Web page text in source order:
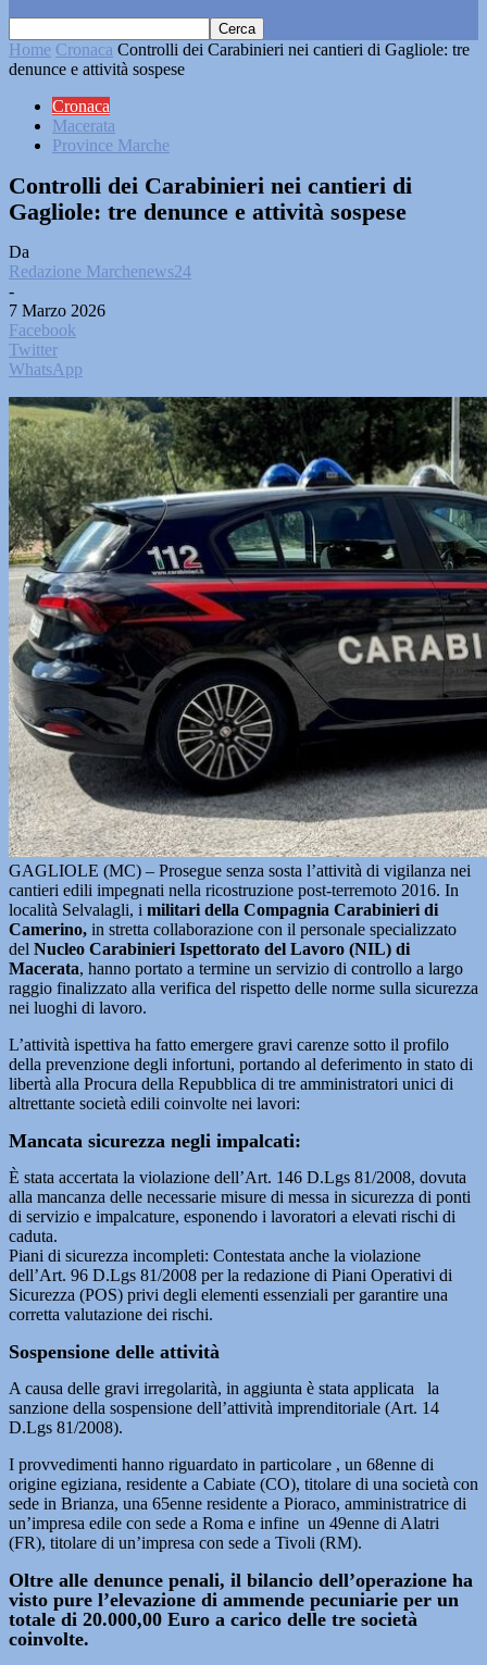
Home Cronaca Controlli dei Carabinieri nei cantieri di Gagliole: tre
denunce e attività sospese
Cronaca
Macerata
Province Marche
Controlli dei Carabinieri nei cantieri di
Gagliole: tre denunce e attività sospese
Da
Redazione Marchenews24
-
7 Marzo 2026
Facebook
Twitter
WhatsApp
GAGLIOLE (MC) – Prosegue senza sosta l’attività di vigilanza nei
cantieri edili impegnati nella ricostruzione post-terremoto 2016. In
località Selvalagli, i militari della Compagnia Carabinieri di
Camerino, in stretta collaborazione con il personale specializzato
del Nucleo Carabinieri Ispettorato del Lavoro (NIL) di
Macerata, hanno portato a termine un servizio di controllo a largo
raggio finalizzato alla verifica del rispetto delle norme sulla sicurezza
nei luoghi di lavoro.
L’attività ispettiva ha fatto emergere gravi carenze sotto il profilo
della prevenzione degli infortuni, portando al deferimento in stato di
libertà alla Procura della Repubblica di tre amministratori unici di
altrettante società edili coinvolte nei lavori:
Mancata sicurezza negli impalcati:
È stata accertata la violazione dell’Art. 146 D.Lgs 81/2008, dovuta
alla mancanza delle necessarie misure di messa in sicurezza di ponti
di servizio e impalcature, esponendo i lavoratori a elevati rischi di
caduta.
Piani di sicurezza incompleti: Contestata anche la violazione
dell’Art. 96 D.Lgs 81/2008 per la redazione di Piani Operativi di
Sicurezza (POS) privi degli elementi essenziali per garantire una
corretta valutazione dei rischi.
Sospensione delle attività
A causa delle gravi irregolarità, in aggiunta è stata applicata la
sanzione della sospensione dell’attività imprenditoriale (Art. 14
D.Lgs 81/2008).
I provvedimenti hanno riguardato in particolare , un 68enne di
origine egiziana, residente a Cabiate (CO), titolare di una società con
sede in Brianza, una 65enne residente a Pioraco, amministratrice di
un’impresa edile con sede a Roma e infine un 49enne di Alatri
(FR), titolare di un’impresa con sede a Tivoli (RM).
Oltre alle denunce penali, il bilancio dell’operazione ha
visto pure l’elevazione di ammende pecuniarie per un
totale di 20.000,00 Euro a carico delle tre società
coinvolte.